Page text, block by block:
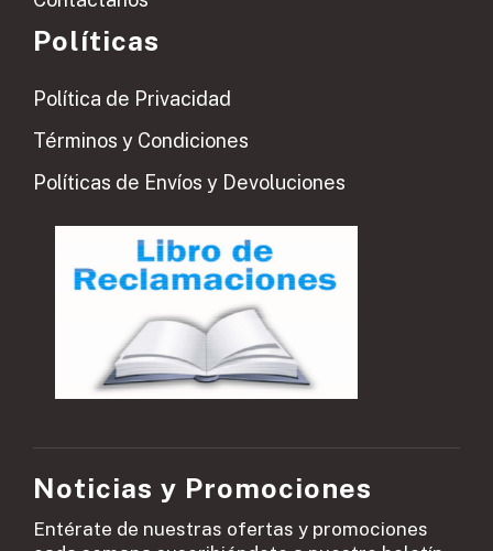
Políticas
Política de Privacidad
Términos y Condiciones
Políticas de Envíos y Devoluciones
Noticias y Promociones
Entérate de nuestras ofertas y promociones